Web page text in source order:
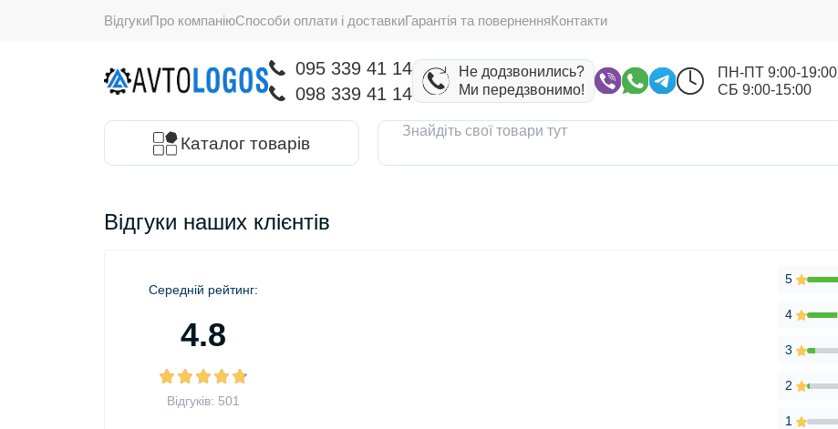
ВідгукиПро компаніюСпособи оплати і доставкиГарантія та поверненняКонтакти
095 339 41 14
098 339 41 14
Не додзвонились?
Ми передзвонимо!
ПН-ПТ 9:00-19:00
СБ 9:00-15:00
Каталог товарів
Відгуки наших клієнтів
Середній рейтинг:
4.8
Відгуків: 501
5
4
3
2
1